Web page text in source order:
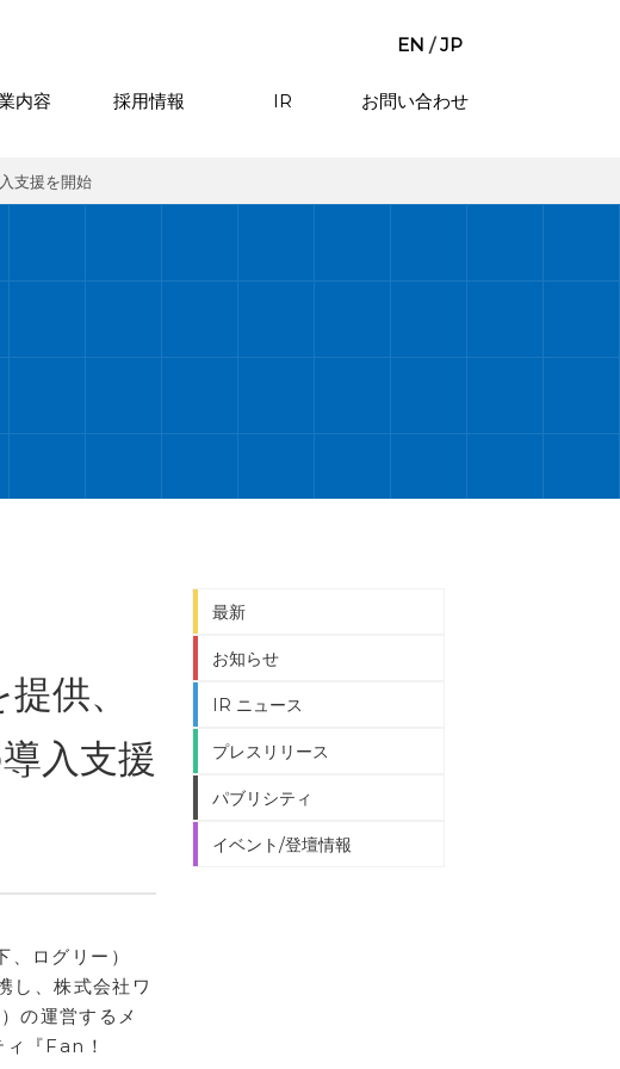
EN /JP
内容 採用情報 IR お問い合わせ
支援を開始
供、
入支援
ログリー）
し、株式会社ワ
の運営するメ
『Fan！
最新
お知らせ
IR ニュース
プレスリリース
パブリシティ
イベント/登壇情報